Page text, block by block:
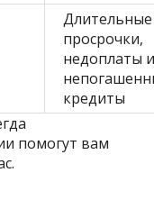
Длительные
просрочки,
недоплаты
кредиты
помогут вам